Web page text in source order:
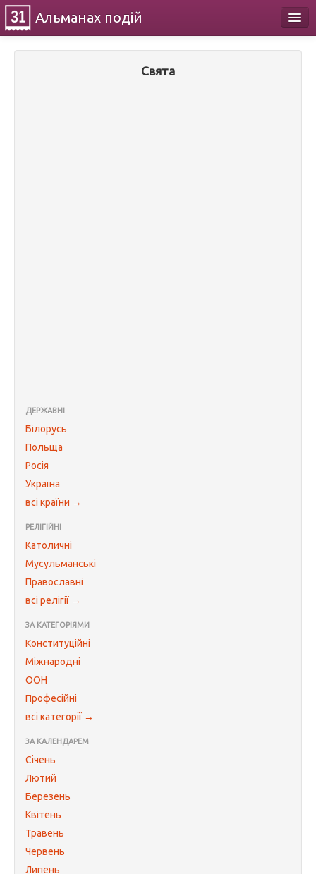
Альманах подій
Свята
ДЕРЖАВНІ
Білорусь
Польща
Росія
Україна
всі країни →
РЕЛІГІЙНІ
Католичні
Мусульманські
Православні
всі релігії →
ЗА КАТЕГОРІЯМИ
Конституційні
Міжнародні
ООН
Професійні
всі категорії →
ЗА КАЛЕНДАРЕМ
Січень
Лютий
Березень
Квітень
Травень
Червень
Липень